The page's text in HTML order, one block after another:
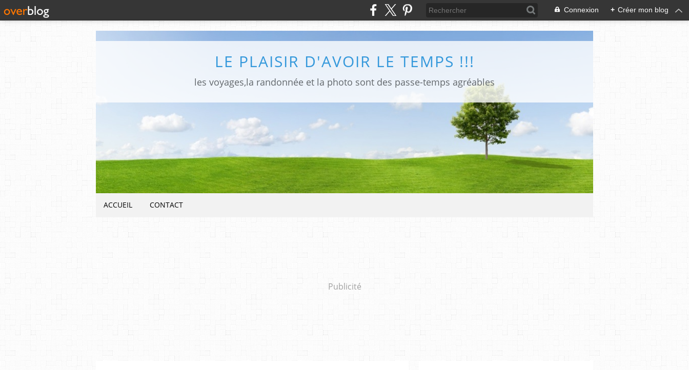
Connexion + Créer mon blog
LE PLAISIR D'AVOIR LE TEMPS !!!
les voyages,la randonnée et la photo sont des passe-temps agréables
ACCUEIL CONTACT
Publicité